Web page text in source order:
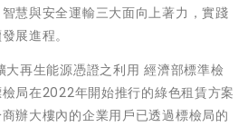
慧與安全運輸三大面向上著力，實踐
展進程。
再生能源憑證之利用 經濟部標準檢
局在2022年開始推行的綠色租賃方案
辦大樓內的企業用戶已透過標檢局的